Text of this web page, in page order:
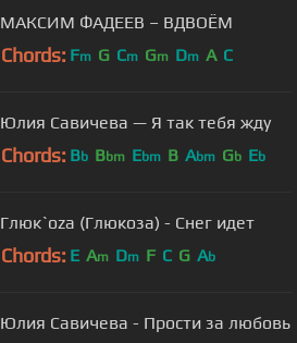
МАКСИМ ФАДЕЕВ – ВДВОЁМ
Chords: Fm G Cm Gm Dm A C
Юлия Савичева — Я так тебя жду
Chords: Bb Bbm Ebm B Abm Gb Eb
Глюк`ozа (Глюкоза) - Снег идет
Chords: E Am Dm F C G Ab
Юлия Савичева - Прости за любовь